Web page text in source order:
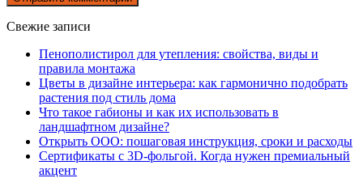
Свежие записи
Пенополистирол для утепления: свойства, виды и
правила монтажа
Цветы в дизайне интерьера: как гармонично подобрать
растения под стиль дома
Что такое габионы и как их использовать в
ландшафтном дизайне?
Открыть ООО: пошаговая инструкция, сроки и расходы
Сертификаты с 3D-фольгой. Когда нужен премиальный
акцент